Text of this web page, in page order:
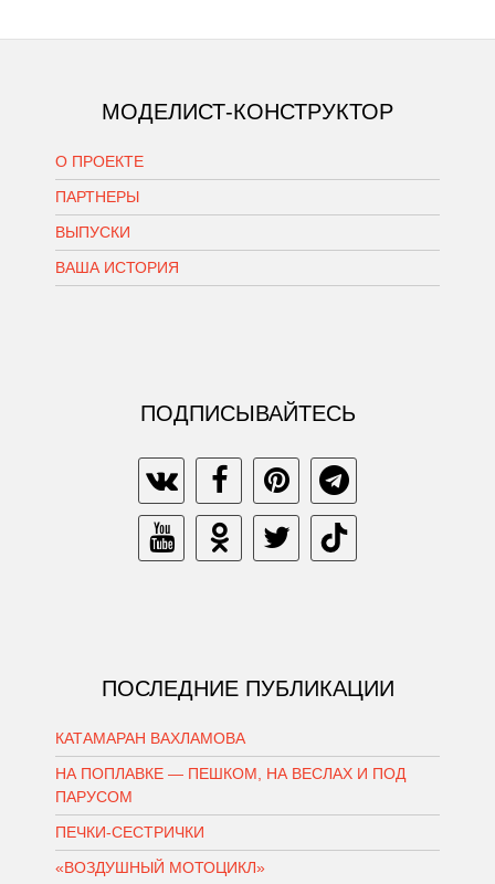
МОДЕЛИСТ-КОНСТРУКТОР
О ПРОЕКТЕ
ПАРТНЕРЫ
ВЫПУСКИ
ВАША ИСТОРИЯ
ПОДПИСЫВАЙТЕСЬ
ПОСЛЕДНИЕ ПУБЛИКАЦИИ
КАТАМАРАН ВАХЛАМОВА
НА ПОПЛАВКЕ — ПЕШКОМ, НА ВЕСЛАХ И ПОД
ПАРУСОМ
ПЕЧКИ-СЕСТРИЧКИ
«ВОЗДУШНЫЙ МОТОЦИКЛ»